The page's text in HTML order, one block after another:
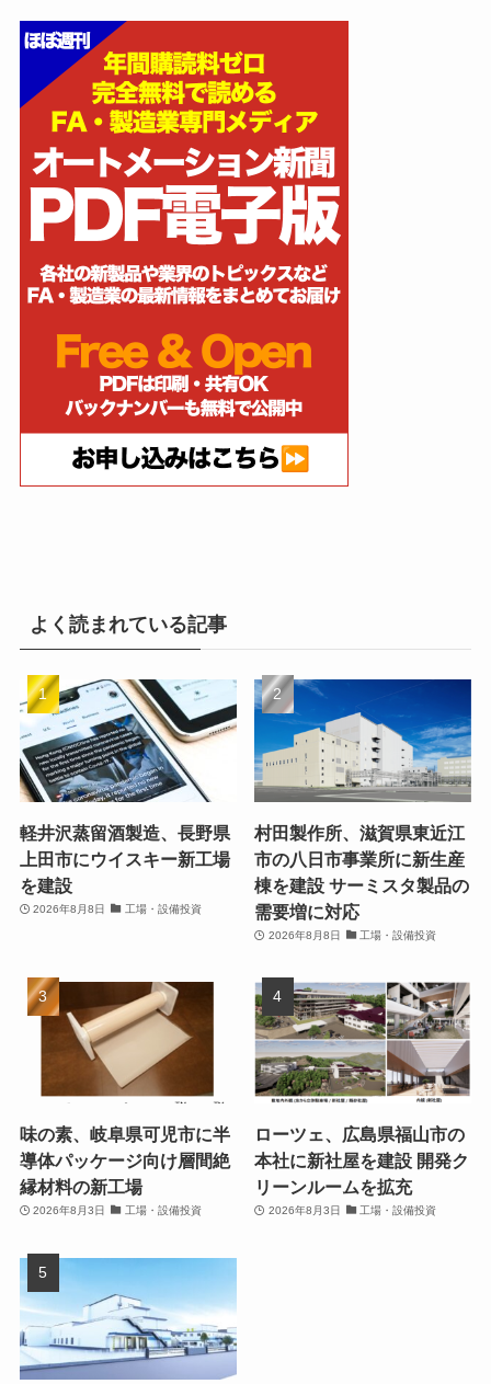
よく読まれている記事
軽井沢蒸留酒製造、長野県
上田市にウイスキー新工場
を建設
2026年8月8日 工場・設備投資
村田製作所、滋賀県東近江
市の八日市事業所に新生産
棟を建設 サーミスタ製品の
需要増に対応
2026年8月8日 工場・設備投資
味の素、岐阜県可児市に半
導体パッケージ向け層間絶
縁材料の新工場
2026年8月3日 工場・設備投資
ローツェ、広島県福山市の
本社に新社屋を建設 開発ク
リーンルームを拡充
2026年8月3日 工場・設備投資